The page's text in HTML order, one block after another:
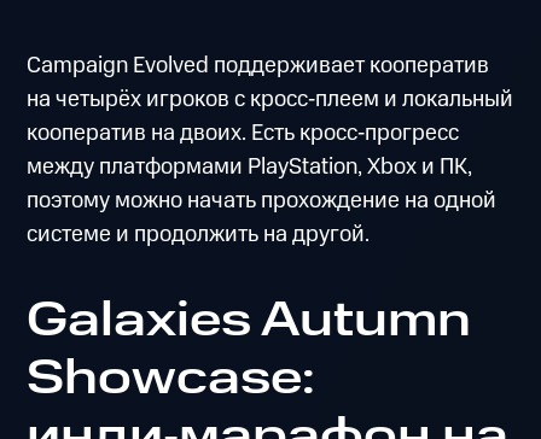
Campaign Evolved поддерживает кооператив
на четырёх игроков с кросс‑плеем и локальный
кооператив на двоих. Есть кросс‑прогресс
между платформами PlayStation, Xbox и ПК,
поэтому можно начать прохождение на одной
системе и продолжить на другой.
Galaxies Autumn
Showcase: